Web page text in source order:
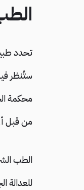
تحدد
ستُنظر
محكمة
من قبل
الطب
للعدالة